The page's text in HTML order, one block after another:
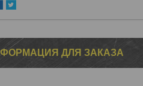
ДЛЯ ЗАКАЗА